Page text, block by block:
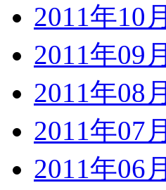
2011年10月
2011年09月
2011年08月
2011年07月
2011年06月